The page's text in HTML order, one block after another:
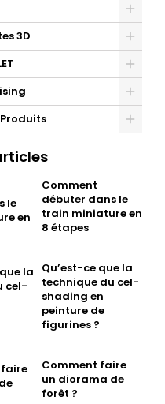
3D
Comment
débuter dans le
train miniature en
8 étapes
Qu’est-ce que la
technique du cel-
shading en
peinture de
figurines ?
Comment faire
un diorama de
forêt ?